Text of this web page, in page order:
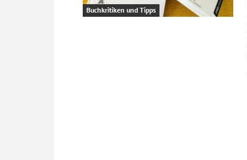
Buchkritiken und Tipps